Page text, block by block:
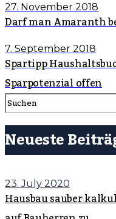
27. November 2018
Darf man Amaranth
7. September 2018
Spartipp
Sparpotenzial offen
Neueste
23. July 2020
Hausbau sauber